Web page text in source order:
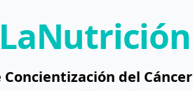
del Cáncer